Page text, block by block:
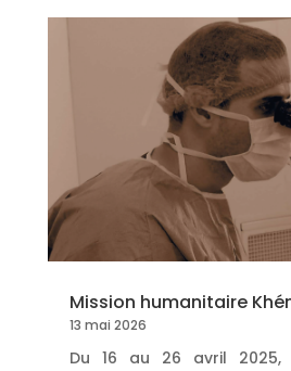
Mission humanitaire
13 mai 2026
Du 16 au 26 avril